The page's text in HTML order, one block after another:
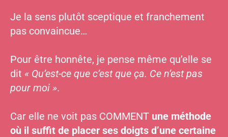
Je la sens plutôt sceptique et franchement
pas convaincue…
Pour être honnête, je pense même qu’elle se
dit « Qu’est-ce que c’est que ça. Ce n’est pas
pour moi ».
Car elle ne voit pas COMMENT une méthode
où il suffit de placer ses doigts d’une certaine